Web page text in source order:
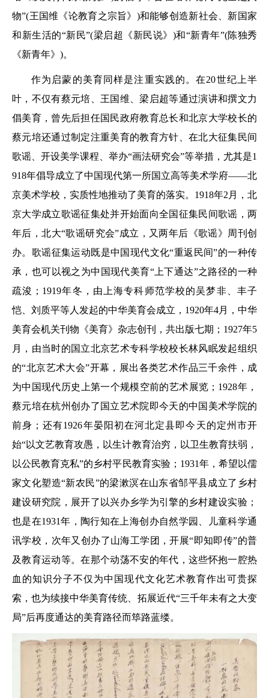
物”(王国维《论教育之宗旨》)和能够创造新社会、新国家
和新生活的“新民”(梁启超《新民说》)和“新青年”(陈独秀
《新青年》)。
作为启蒙的美育同样是注重实践的。在20世纪上半
叶，不仅有蔡元培、王国维、梁启超等通过演讲和撰文力
倡美育，曾先后担任国民政府教育总长和北京大学校长的
蔡元培还通过制定注重美育的教育方针、在北大征集民间
歌谣、开设美学课程、举办“画法研究会”等举措，尤其是1
918年倡导成立了中国现代第一所国立高等美术学府——北
京美术学校，实质性地推动了美育的落实。1918年2月，北
京大学成立歌谣征集处并开始面向全国征集民间歌谣，两
年后，北大“歌谣研究会”成立，又两年后《歌谣》周刊创
办。歌谣征集运动既是中国现代文化“重返民间”的一种传
承，也可以视之为中国现代美育“上下通达”之路径的一种
疏浚；1919年冬，由上海专科师范学校的吴梦非、丰子
恺、刘质平等人发起的中华美育会成立，1920年4月，中华
美育会机关刊物《美育》杂志创刊，共出版七期；1927年5
月，由当时的国立北京艺术专科学校校长林风眠发起组织
的“北京艺术大会”开幕，展出各类艺术作品三千余件，成
为中国现代历史上第一个规模空前的艺术展览；1928年，
蔡元培在杭州创办了国立艺术院即今天的中国美术学院的
前身；还有1926年晏阳初在河北定县即今天的定州市开
始“以文艺教育攻愚，以生计教育治穷，以卫生教育扶弱，
以公民教育克私”的乡村平民教育实验；1931年，希望以儒
家文化塑造“新农民”的梁漱溟在山东省邹平县成立了乡村
建设研究院，展开了以兴办乡学为引擎的乡村建设实验；
也是在1931年，陶行知在上海创办自然学园、儿童科学通
讯学校，次年又创办了山海工学团，开展“即知即传”的普
及教育运动等。在那个动荡不安的年代，这些怀抱一腔热
血的知识分子不仅为中国现代文化艺术教育作出可贵探
索，也为续接中华美育传统、拓展近代“三千年未有之大变
局”后再度通达的美育路径而筚路蓝缕。